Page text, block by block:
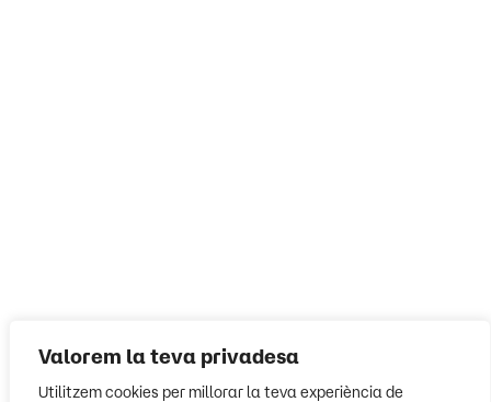
Valorem la teva privadesa
Utilitzem cookies per millorar la teva experiència de